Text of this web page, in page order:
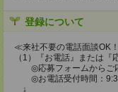
登録について
≪来社不要の電話面談OK
（1）『お電話』または『
◎応募フォームからご応
◎お電話受付時間：
↓